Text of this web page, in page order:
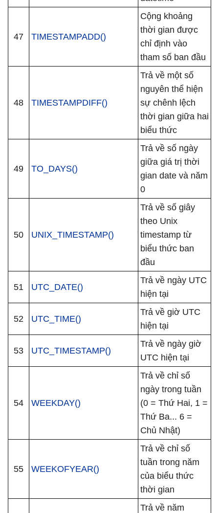
47 TIMESTAMPADD()
Cộng khoảng
thời gian được
chỉ định vào
tham số ban đầu
48 TIMESTAMPDIFF()
Trả về một số
nguyên thể hiện
sự chênh lệch
thời gian giữa hai
biểu thức
49 TO_DAYS()
Trả về số ngày
giữa giá trị thời
gian date và năm
0
50 UNIX_TIMESTAMP()
Trả về số giây
theo Unix
timestamp từ
biểu thức ban
đầu
51 UTC_DATE()
Trả về ngày UTC
hiện tại
52 UTC_TIME()
Trả về giờ UTC
hiện tại
53 UTC_TIMESTAMP()
Trả về ngày giờ
UTC hiện tại
54 WEEKDAY()
Trả về chỉ số
ngày trong tuần
(0 = Thứ Hai, 1 =
Thứ Ba... 6 =
Chủ Nhật)
55 WEEKOFYEAR()
Trả về chỉ số
tuần trong năm
của biểu thức
thời gian
Trả về năm